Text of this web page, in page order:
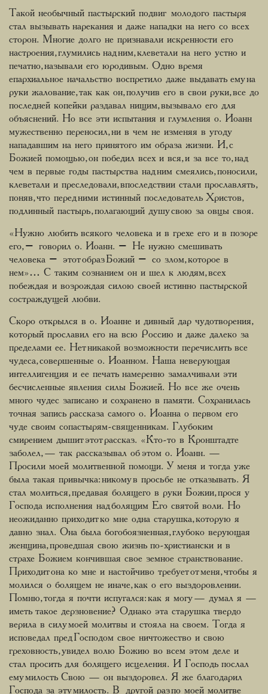
Такой необычный пастырский подвиг молодого пастыря
стал вызывать нарекания и даже нападки на него со всех
сторон. Многие долго не признавали искренности его
настроения, глумились над ним, клеветали на него устно и
печатно, называли его юродивым. Одно время
епархиальное начальство воспретило даже выдавать ему на
руки жалование, так как он, получив его в свои руки, все до
последней копейки раздавал нищим, вызывало его для
объяснений. Но все эти испытания и глумления о. Иоанн
мужественно переносил, ни в чем не изменяя в угоду
нападавшим на него принятого им образа жизни. И, с
Божией помощью, он победил всех и вся, и за все то, над
чем в первые годы пастырства над ним смеялись, поносили,
клеветали и преследовали, впоследствии стали прославлять,
поняв, что перед ними истинный последователь Христов,
подлинный пастырь, полагающий душу свою за овцы своя.
«Нужно любить всякого человека и в грехе его и в позоре
его, – говорил о. Иоанн. – Не нужно смешивать
человека – этот образ Божий – со злом, которое в
нем»… С таким сознанием он и шел к людям, всех
побеждая и возрождая силою своей истинно пастырской
состраждущей любви.
Скоро открылся в о. Иоанне и дивный дар чудотворения,
который прославил его на всю Россию и даже далеко за
пределами ее. Нет никакой возможности перечислить все
чудеса, совершенные о. Иоанном. Наша неверующая
интеллигенция и ее печать намеренно замалчивали эти
бесчисленные явления силы Божией. Но все же очень
много чудес записано и сохранено в памяти. Сохранилась
точная запись рассказа самого о. Иоанна о первом его
чуде своим сопастырям-священникам. Глубоким
смирением дышит этот рассказ. «Кто-то в Кронштадте
заболел, — так рассказывал об этом о. Иоанн. —
Просили моей молитвенной помощи. У меня и тогда уже
была такая привычка: никому в просьбе не отказывать. Я
стал молиться, предавая болящего в руки Божии, прося у
Господа исполнения над болящим Его святой воли. Но
неожиданно приходит ко мне одна старушка, которую я
давно знал. Она была богобоязненная, глубоко верующая
женщина, проведшая свою жизнь по-христиански и в
страхе Божием кончившая свое земное странствование.
Приходит она ко мне и настойчиво требует от меня, чтобы я
молился о болящем не иначе, как о его выздоровлении.
Помню, тогда я почти испугался: как я могу — думал я —
иметь такое дерзновение? Однако эта старушка твердо
верила в силу моей молитвы и стояла на своем. Тогда я
исповедал пред Господом свое ничтожество и свою
греховность, увидел волю Божию во всем этом деле и
стал просить для болящего исцеления. И Господь послал
ему милость Свою — он выздоровел. Я же благодарил
Господа за эту милость. В другой раз по моей молитве